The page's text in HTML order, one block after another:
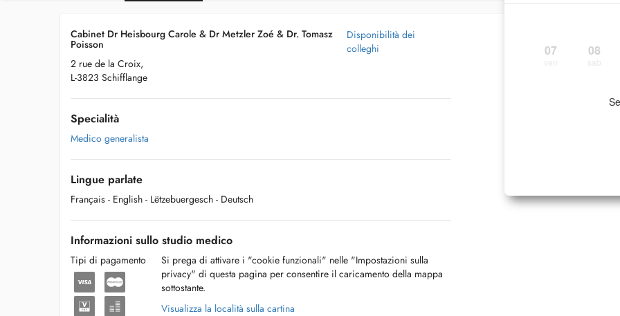
07 08
Cabinet Dr Heisbourg Carole & Dr Metzler Zoé & Dr. Tomasz
Poisson
2 rue de la Croix,
L-3823 Schifflange
Disponibilità dei
colleghi
Specialità
Medico generalista
Lingue parlate
Français - English - Lëtzebuergesch - Deutsch
Informazioni sullo studio medico
Tipi di pagamento
Si prega di attivare i "cookie funzionali" nelle "Impostazioni sulla
privacy" di questa pagina per consentire il caricamento della mappa
sottostante.
Visualizza la località sulla cartina